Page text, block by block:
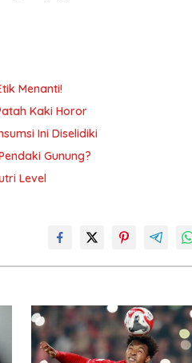
Menanti!
Kaki Horor
Ini Diselidiki
Gunung?
Level